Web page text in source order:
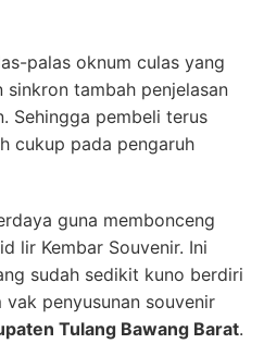
palas oknum culas yang
sinkron tambah penjelasan
Sehingga pembeli terus
cukup pada pengaruh
guna membonceng
lir Kembar Souvenir. Ini
sudah sedikit kuno berdiri
penyusunan souvenir
Tulang Bawang Barat.